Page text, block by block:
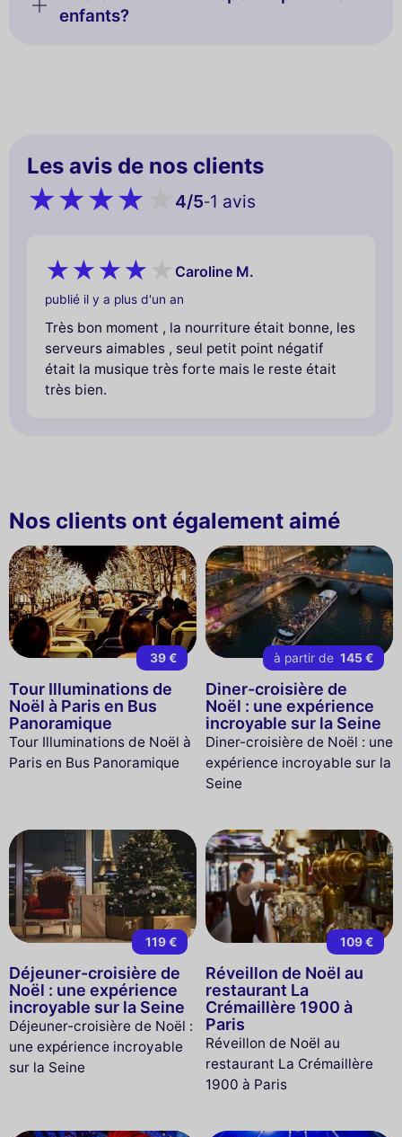
enfants?
Les avis de nos clients
4/5-1 avis
Caroline M.
publié il y a plus d'un an
Très bon moment , la nourriture était bonne, les
serveurs aimables , seul petit point négatif
était la musique très forte mais le reste était
très bien.
Nos clients ont également aimé
39 €
Tour Illuminations de
Noël à Paris en Bus
Panoramique
Tour Illuminations de Noël à
Paris en Bus Panoramique
à partir de 145 €
Diner-croisière de
Noël : une expérience
incroyable sur la Seine
Diner-croisière de Noël : une
expérience incroyable sur la
Seine
119 €
Déjeuner-croisière de
Noël : une expérience
incroyable sur la Seine
Déjeuner-croisière de Noël :
une expérience incroyable
sur la Seine
109 €
Réveillon de Noël au
restaurant La
Crémaillère 1900 à
Paris
Réveillon de Noël au
restaurant La Crémaillère
1900 à Paris